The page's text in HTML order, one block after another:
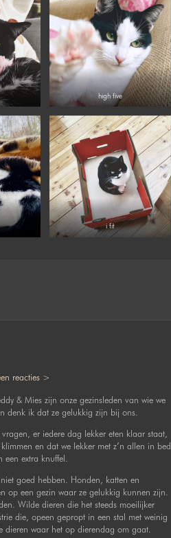
high five
i fit
reacties >
& Mies zijn onze gezinsleden van wie we
denk ik dat ze gelukkig zijn bij ons.
er iedere dag lekker eten klaar staat,
en dat we lekker met z’n allen in bed
extra knuffel.
goed hebben. Honden, katten en
op een gezin waar ze gelukkig kunnen zijn.
Wilde dieren die het steeds moeilijker
die, opeen gepropt in een stal met weinig
waar het op dierendag om gaat.